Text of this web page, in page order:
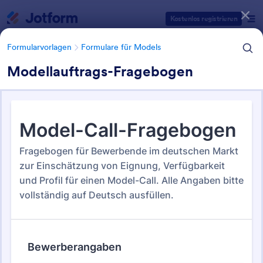
Kostenlos registrieren
Formularvorlagen Formulare für Models
Modellauftrags-Fragebogen
Formularvorlagen Formulare für Models
Formulare für Models
7 Vorlagen
Formularvorlagen Kategorien